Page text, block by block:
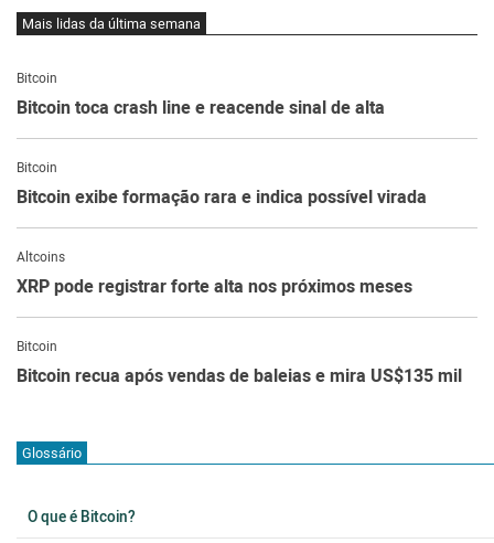
Mais lidas da última semana
Bitcoin
Bitcoin toca crash line e reacende sinal de alta
Bitcoin
Bitcoin exibe formação rara e indica possível virada
Altcoins
XRP pode registrar forte alta nos próximos meses
Bitcoin
Bitcoin recua após vendas de baleias e mira US$135 mil
Glossário
O que é Bitcoin?